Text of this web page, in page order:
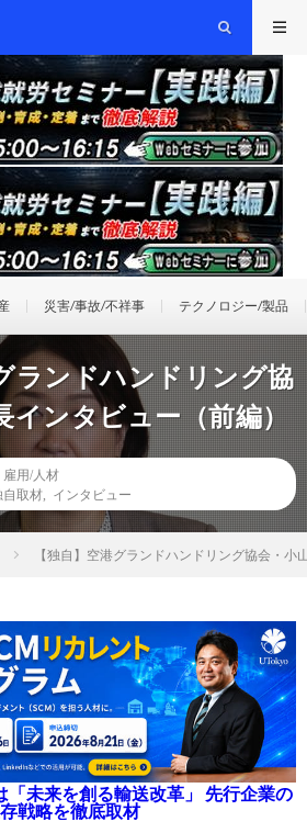
災害/事故/不祥事 テクノロジー/製品
ランドハンドリング協
インタビュー（前編）
雇用/人材
自取材 インタビュー
【独自】空港グランドハンドリング協会・
「未来を創る輸送改革」 先行企業の
戦略を徹底取材